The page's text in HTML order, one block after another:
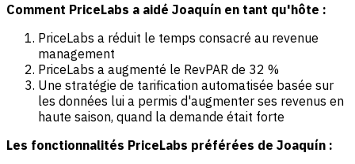
Comment PriceLabs a aidé Joaquín en tant qu'hôte :
PriceLabs a réduit le temps consacré au revenue
management
PriceLabs a augmenté le RevPAR de 32 %
Une stratégie de tarification automatisée basée sur
les données lui a permis d'augmenter ses revenus en
haute saison, quand la demande était forte
Les fonctionnalités PriceLabs préférées de Joaquín :